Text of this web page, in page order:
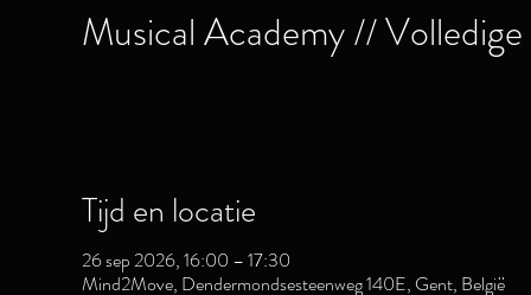
Musical Academy //
Tijd en locatie
26 sep 2026, 16:00 – 17:30
Mind2Move, Dendermondsesteenweg 140E, Gent, België